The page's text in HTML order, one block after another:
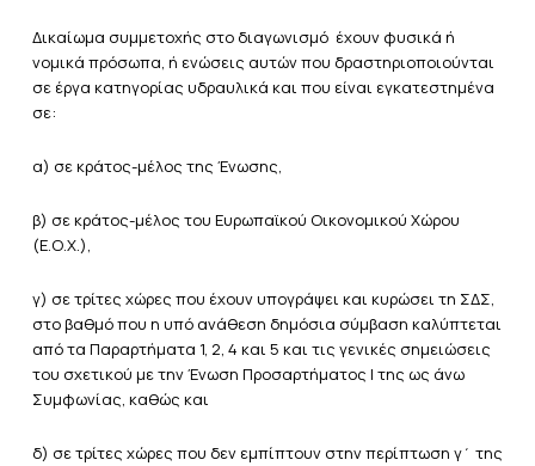
Δικαίωμα συμμετοχής στο διαγωνισμό έχουν φυσικά ή
νομικά πρόσωπα, ή ενώσεις αυτών που δραστηριοποιούνται
σε έργα κατηγορίας υδραυλικά και που είναι εγκατεστημένα
σε:
α) σε κράτος-μέλος της Ένωσης,
β) σε κράτος-μέλος του Ευρωπαϊκού Οικονομικού Χώρου
(Ε.Ο.Χ.),
γ) σε τρίτες χώρες που έχουν υπογράψει και κυρώσει τη ΣΔΣ,
στο βαθμό που η υπό ανάθεση δημόσια σύμβαση καλύπτεται
από τα Παραρτήματα 1, 2, 4 και 5 και τις γενικές σημειώσεις
του σχετικού με την Ένωση Προσαρτήματος I της ως άνω
Συμφωνίας, καθώς και
δ) σε τρίτες χώρες που δεν εμπίπτουν στην περίπτωση γ΄ της